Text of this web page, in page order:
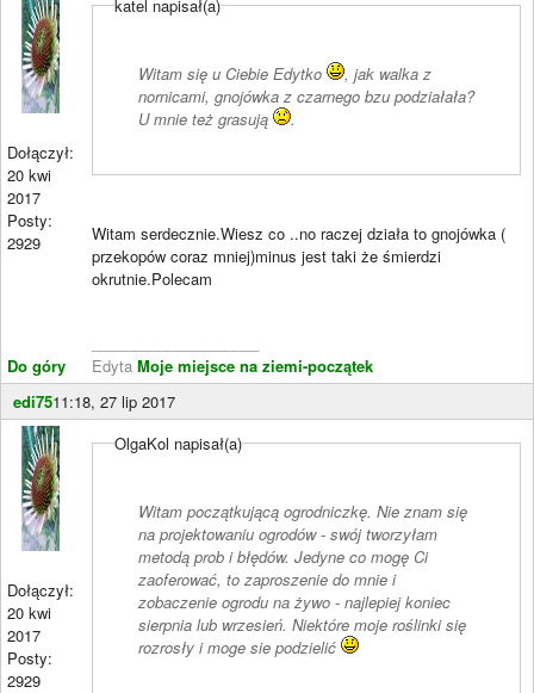
Dołączył:
20 kwi
2017
Posty:
2929
Do góry
katel napisał(a)
Witam się u Ciebie Edytko
, jak walka z
nornicami, gnojówka z czarnego bzu podziałała?
U mnie też grasują
.
Witam serdecznie.Wiesz co ..no raczej działa to gnojówka (
przekopów coraz mniej)minus jest taki że śmierdzi
okrutnie.Polecam
Edyta Moje miejsce na ziemi-początek
edi7511:18, 27 lip 2017
Dołączył:
20 kwi
2017
Posty:
2929
OlgaKol napisał(a)
Witam początkującą ogrodniczkę. Nie znam się
na projektowaniu ogrodów - swój tworzyłam
metodą prob i błędów. Jedyne co mogę Ci
zaoferować, to zaproszenie do mnie i
zobaczenie ogrodu na żywo - najlepiej koniec
sierpnia lub wrzesień. Niektóre moje roślinki się
rozrosły i moge sie podzielić